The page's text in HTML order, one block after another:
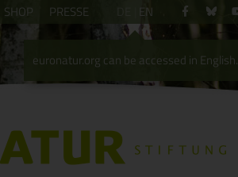
SHOP PRESSE
euronatur.org can be accessed in English.
EN